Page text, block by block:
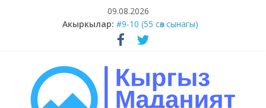
09.08.2026
Акыркылар: #9-10 (55 сөз сынагы)
#5-8 (55 сөз сынагы)
#1-4 (55 сөз сынагы)
#11-12 (55 сөз сынагы)